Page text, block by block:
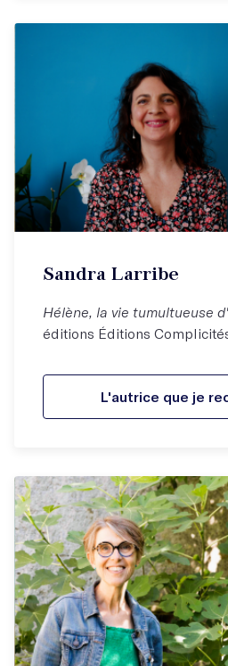
Sandra Larribe
Hélène, la vie tumultueuse
éditions Éditions
L'autrice que je